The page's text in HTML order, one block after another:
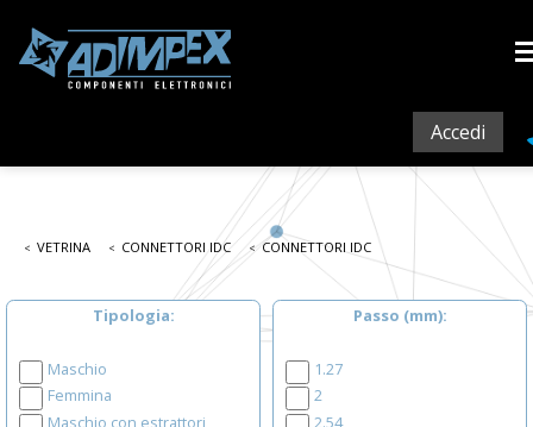
Accedi
VETRINA CONNETTORI IDC CONNETTORI IDC
Tipologia
Maschio
Femmina
Maschio con estrattori
Passo (mm)
1.27
2
2.54